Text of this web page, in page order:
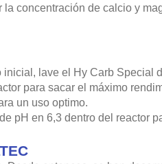
concentración de calcio y
lave el Hy Carb Special
para sacar el máximo
un uso optimo.
pH en 6,3 dentro del reactor